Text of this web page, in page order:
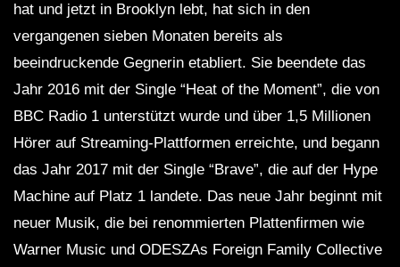
hat und jetzt in Brooklyn lebt, hat sich in den
vergangenen sieben Monaten bereits als
beeindruckende Gegnerin etabliert. Sie beendete das
Jahr 2016 mit der Single “Heat of the Moment”, die von
BBC Radio 1 unterstützt wurde und über 1,5 Millionen
Hörer auf Streaming-Plattformen erreichte, und begann
das Jahr 2017 mit der Single “Brave”, die auf der Hype
Machine auf Platz 1 landete. Das neue Jahr beginnt mit
neuer Musik, die bei renommierten Plattenfirmen wie
Warner Music und ODESZAs Foreign Family Collective